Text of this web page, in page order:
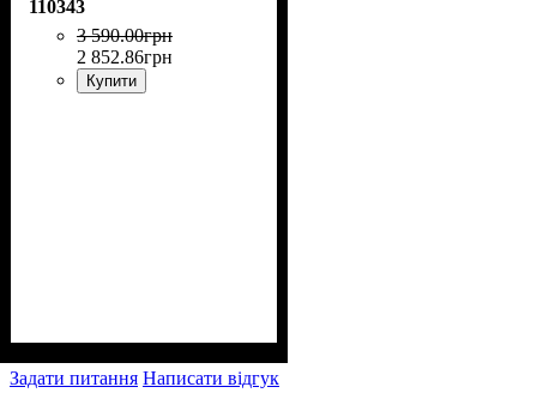
110343
3 590.00грн
2 852.86грн
Купити
Задати питання Написати відгук